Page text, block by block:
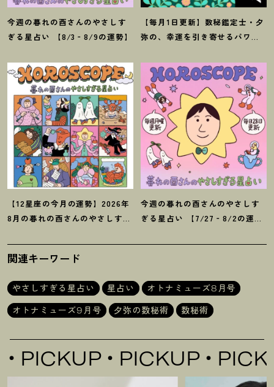
今週の暮れの酉さんのやさしす
ぎる星占い 【8/3‐8/9の運勢】
【毎月1日更新】数秘鑑定士・夕
弥の、幸運を引き寄せるパワー
【12星座の今月の運勢】2026年
8月の暮れの酉さんのやさしすぎ
今週の暮れの酉さんのやさしす
ぎる星占い 【7/27‐8/2の運
関連キーワード
やさしすぎる星占い 星占い
オトナミューズ8月号
オトナミューズ9月号
夕弥の数秘術 数秘術
PICKUP PICKUP